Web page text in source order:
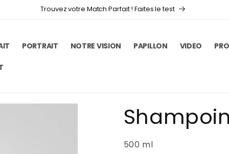
Trouvez votre Match Parfait ! Faites le test
PORTRAIT NOTRE VISION PAPILLON VIDEO
500 ml